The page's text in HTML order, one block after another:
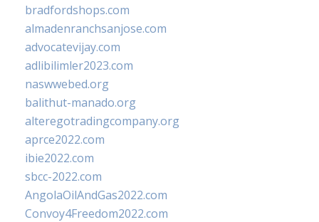
bradfordshops.com
almadenranchsanjose.com
advocatevijay.com
adlibilimler2023.com
naswwebed.org
balithut-manado.org
alteregotradingcompany.org
aprce2022.com
ibie2022.com
sbcc-2022.com
AngolaOilAndGas2022.com
Convoy4Freedom2022.com